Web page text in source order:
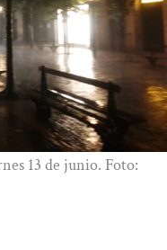
13 de junio. Foto: